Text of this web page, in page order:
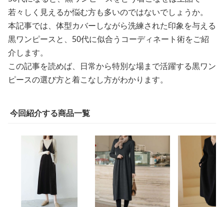
若々しく見えるか悩む方も多いのではないでしょうか。
本記事では、体型カバーしながら洗練された印象を与える
黒ワンピースと、50代に似合うコーディネート術をご紹
介します。
この記事を読めば、日常から特別な場まで活躍する黒ワン
ピースの選び方と着こなし方がわかります。
今回紹介する商品一覧